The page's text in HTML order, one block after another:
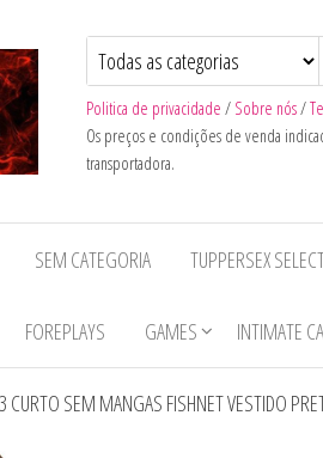
Politica de privacidade / Sobre nós/
Os preços e condições de venda
transportadora.
SEM CATEGORIA TUPPERSEX
FOREPLAYS GAMES INTIMATE
SEM MANGAS FISHNET VESTIDO